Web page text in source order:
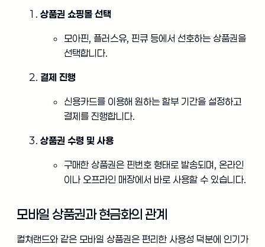
상품권 쇼핑몰 선택
모아핀, 플러스유, 핀큐 등에서 선호하는 상품권을
선택합니다.
결제 진행
신용카드를 이용해 원하는 할부 기간을 설정하고
결제를 진행합니다.
상품권 수령 및 사용
구매한 상품권은 핀번호 형태로 발송되며, 온라인
이나 오프라인 매장에서 바로 사용할 수 있습니다.
모바일 상품권과 현금화의 관계
컬쳐랜드와 같은 모바일 상품권은 편리한 사용성 덕분에 인기가